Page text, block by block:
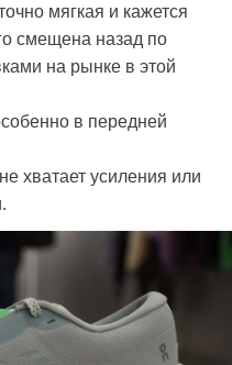
мягкая и кажется
смещена назад по
на рынке в этой
в передней
хватает усиления или